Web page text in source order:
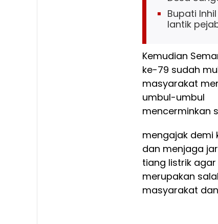
Bupati
lantik
Kemudian
ke-79 sudah
masyarakat
umbul-umbul
mencerminkan
mengajak demi
dan menjaga
tiang listrik
merupakan
masyarakat